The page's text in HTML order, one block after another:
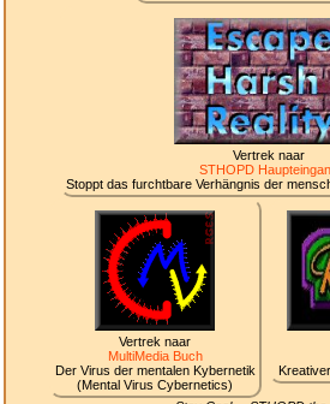
Vertrek naar
STHOPD
Stoppt das furchtbare Verhängnis der
Vertrek naar
MultiMedia Buch
Der Virus der mentalen Kybernetik
(Mental Virus Cybernetics)